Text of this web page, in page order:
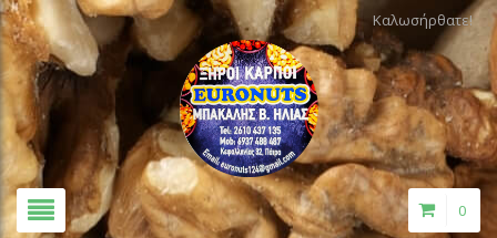
Καλωσήρθατε!
0